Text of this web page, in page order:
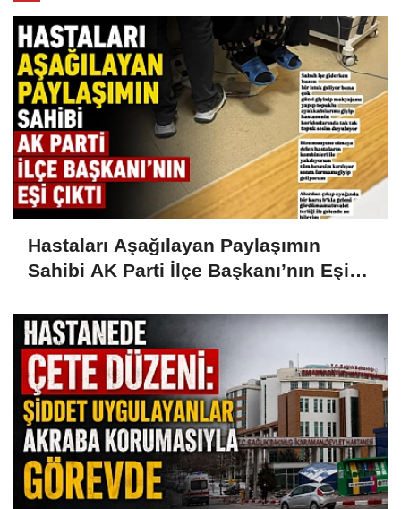
Hastaları Aşağılayan Paylaşımın
Sahibi AK Parti İlçe Başkanı’nın Eşi